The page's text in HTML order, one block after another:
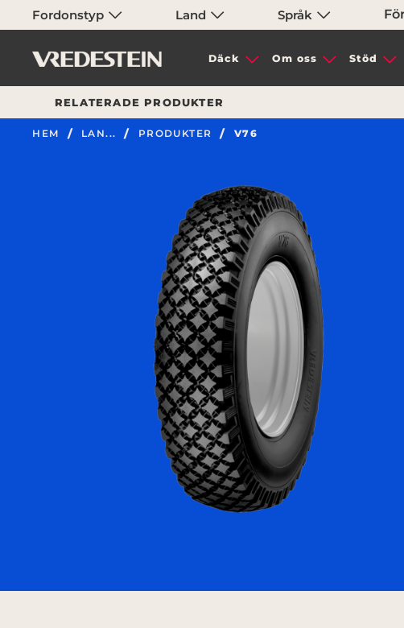
Fordonstyp Land Språk
Däck Om oss Stöd
RELATERADE PRODUKTER
HEM LAN... PRODUKTER V76